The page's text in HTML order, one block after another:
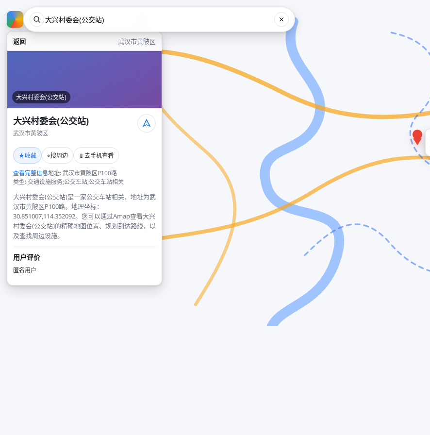
返回 武汉市黄陂区
大兴村委会(公交站)
大兴村委会(公交站)
武汉市黄陂区
★收藏 ⌖搜周边 📱 去手机查看
查看完整信息地址: 武汉市黄陂区P100路
类型: 交通设施服务;公交车站;公交车站相关
大兴村委会(公交站)是一家公交车站相关，地址为武
汉市黄陂区P100路。地理坐标：
30.851007,114.352092。您可以通过Amap查看大兴
村委会(公交站)的精确地图位置、规划到达路线，以
及查找周边设施。
用户评价
匿名用户